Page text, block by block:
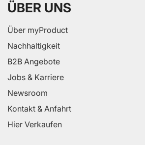
ÜBER UNS
Über myProduct
Nachhaltigkeit
B2B Angebote
Jobs & Karriere
Newsroom
Kontakt & Anfahrt
Hier Verkaufen